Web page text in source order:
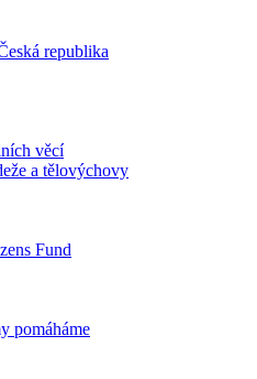
republika
věcí
a tělovýchovy
Fund
pomáháme